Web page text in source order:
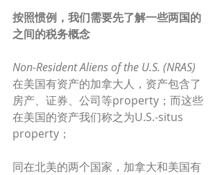
按照惯例，我们需要先了解一些两国的
之间的税务概念
Non-Resident Aliens of the U.S. (NRAS)
在美国有资产的加拿大人，资产包含了
房产、证券、公司等property；而这些
在美国的资产我们称之为U.S.-situs
property；
同在北美的两个国家，加拿大和美国有